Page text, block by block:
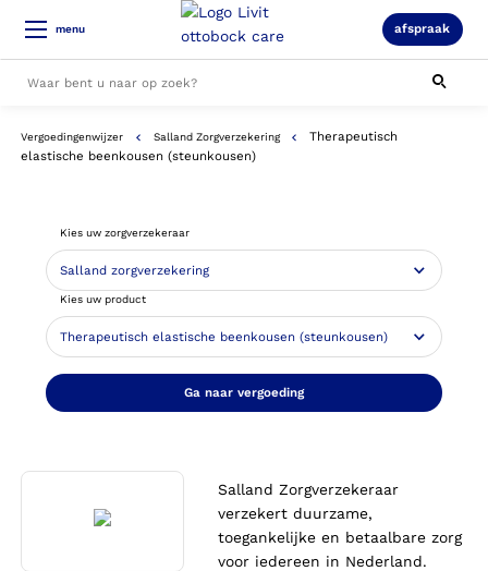
menu afspraak
Alle resultaten
Vergoedingenwijzer Salland Zorgverzekering
Therapeutisch
elastische beenkousen (steunkousen)
Kies uw zorgverzekeraar
Kies uw product
Ga naar vergoeding
Salland Zorgverzekeraar
verzekert duurzame,
toegankelijke en betaalbare zorg
voor iedereen in Nederland.